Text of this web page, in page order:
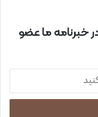
خبرنامه ما عضو